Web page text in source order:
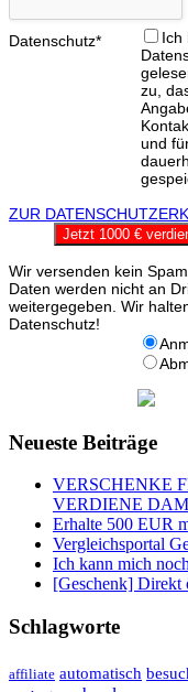
Datenschutz*
Ich
zu,
und
ZUR
Jetzt 1000 €
Wir versenden kein
Daten werden nicht an
weitergegeben. Wir
Datenschutz!
Neueste Beiträge
VERSCHENKE
VERDIENE
Erhalte 500 EUR
Vergleichsportal
Ich kann mich
[Geschenk] Direkt
Schlagworte
affiliate automatisch